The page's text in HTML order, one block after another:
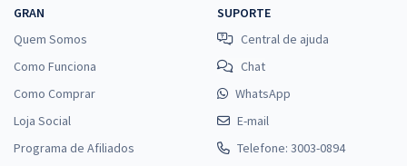
GRAN
Quem Somos
Como Funciona
Como Comprar
Loja Social
Programa de Afiliados
SUPORTE
Central de ajuda
Chat
WhatsApp
E-mail
Telefone: 3003-0894